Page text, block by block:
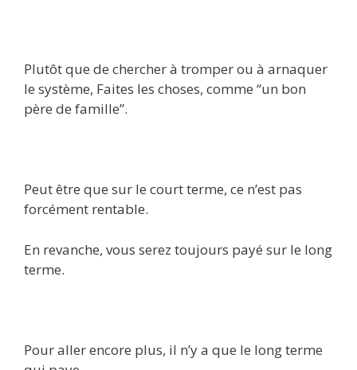
Plutôt que de chercher à tromper ou à arnaquer
le système, Faites les choses, comme “un bon
père de famille”.
Peut être que sur le court terme, ce n’est pas
forcément rentable.
En revanche, vous serez toujours payé sur le long
terme.
Pour aller encore plus, il n’y a que le long terme